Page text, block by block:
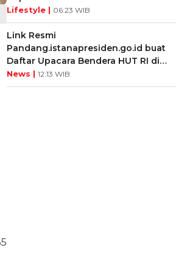
Lifestyle | 06:23 WIB
Link Resmi
Pandang.istanapresiden.go.id buat
Daftar Upacara Bendera HUT RI di
Istana Negara
News | 12:13 WIB